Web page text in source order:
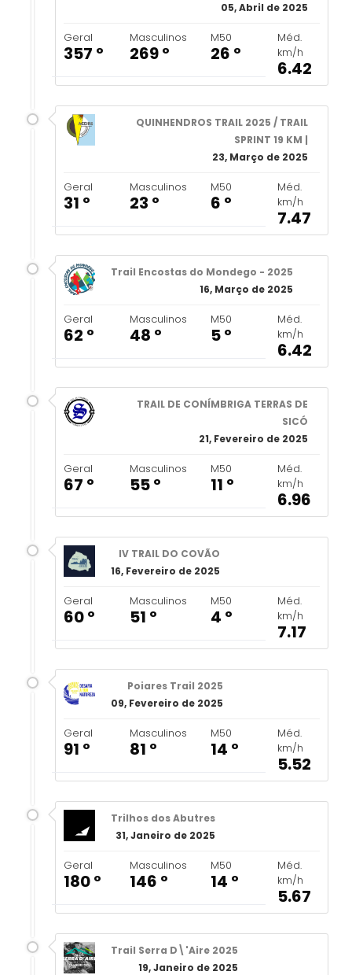
05, Abril de 2025
Geral
357 º
Masculinos
269 º
M50
26 º
Méd.
km/h
6.42
QUINHENDROS TRAIL 2025 / TRAIL
SPRINT 19 KM |
23, Março de 2025
Geral
31 º
Masculinos
23 º
M50
6 º
Méd.
km/h
7.47
Trail Encostas do Mondego - 2025
16, Março de 2025
Geral
62 º
Masculinos
48 º
M50
5 º
Méd.
km/h
6.42
TRAIL DE CONÍMBRIGA TERRAS DE
SICÓ
21, Fevereiro de 2025
Geral
67 º
Masculinos
55 º
M50
11 º
Méd.
km/h
6.96
IV TRAIL DO COVÃO
16, Fevereiro de 2025
Geral
60 º
Masculinos
51 º
M50
4 º
Méd.
km/h
7.17
Poiares Trail 2025
09, Fevereiro de 2025
Geral
91 º
Masculinos
81 º
M50
14 º
Méd.
km/h
5.52
Trilhos dos Abutres
31, Janeiro de 2025
Geral
180 º
Masculinos
146 º
M50
14 º
Méd.
km/h
5.67
Trail Serra D\'Aire 2025
19, Janeiro de 2025